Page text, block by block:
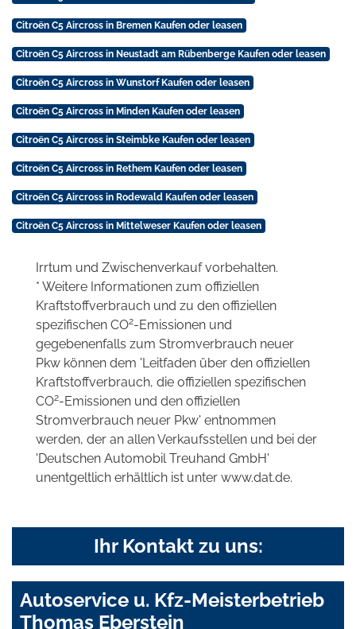
Citroën C5 Aircross in Bremen Kaufen oder leasen
Citroën C5 Aircross in Neustadt am Rübenberge Kaufen oder leasen
Citroën C5 Aircross in Wunstorf Kaufen oder leasen
Citroën C5 Aircross in Minden Kaufen oder leasen
Citroën C5 Aircross in Steimbke Kaufen oder leasen
Citroën C5 Aircross in Rethem Kaufen oder leasen
Citroën C5 Aircross in Rodewald Kaufen oder leasen
Citroën C5 Aircross in Mittelweser Kaufen oder leasen
Irrtum und Zwischenverkauf vorbehalten.
* Weitere Informationen zum offiziellen
Kraftstoffverbrauch und zu den offiziellen
spezifischen CO2-Emissionen und
gegebenenfalls zum Stromverbrauch neuer
Pkw können dem 'Leitfaden über den offiziellen
Kraftstoffverbrauch, die offiziellen spezifischen
CO2-Emissionen und den offiziellen
Stromverbrauch neuer Pkw' entnommen
werden, der an allen Verkaufsstellen und bei der
'Deutschen Automobil Treuhand GmbH'
unentgeltlich erhältlich ist unter www.dat.de.
Ihr Kontakt zu uns:
Autoservice u. Kfz-Meisterbetrieb
Thomas Eberstein